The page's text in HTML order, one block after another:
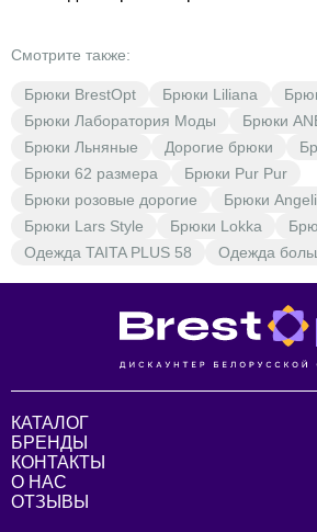
в разнообразных цветах, таких как
вариант для себя. BrestOpt
чтобы каждая модница могла
качественную одежду от BegiModa.
возможность обновить свой
стильных и удобных брюк BegiModa
Смотрите также:
Брюки BrestOpt Брюки Liliana
Брюки Лаборатория Моды
Брюки
Брюки Льняные
Дорогие брюки
Брюки 62 размера
Брюки Pur Pur
Брюки розовые дорогие
Брюки
Брюки Lars Style
Брюки Lokka
Одежда TAITA PLUS 58
Одежда
КАТАЛОГ
БРЕНДЫ
КОНТАКТЫ
О НАС
ОТЗЫВЫ